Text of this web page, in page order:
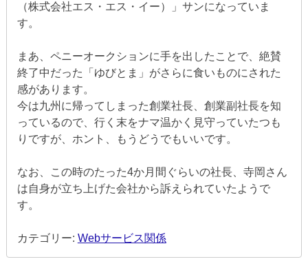
（株式会社エス・エス・イー）」サンになっていま
す。
まあ、ペニーオークションに手を出したことで、絶賛
終了中だった「ゆびとま」がさらに食いものにされた
感があります。
今は九州に帰ってしまった創業社長、創業副社長を知
っているので、行く末をナマ温かく見守っていたつも
りですが、ホント、もうどうでもいいです。
なお、この時のたった4か月間ぐらいの社長、寺岡さん
は自身が立ち上げた会社から訴えられていたようで
す。
カテゴリー: Webサービス関係